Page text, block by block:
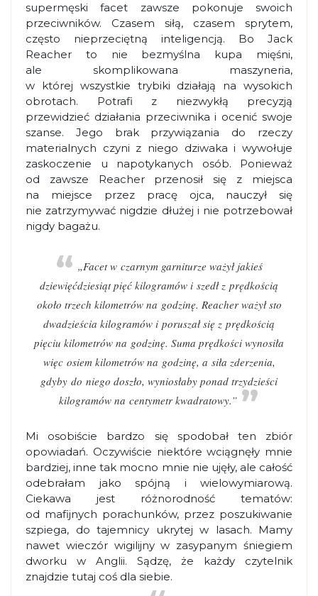
supermęski facet zawsze pokonuje swoich
przeciwników. Czasem siłą, czasem sprytem,
często nieprzeciętną inteligencją. Bo Jack
Reacher to nie bezmyślna kupa mięśni,
ale skomplikowana maszyneria,
w której wszystkie trybiki działają na wysokich
obrotach. Potrafi z niezwykłą precyzją
przewidzieć działania przeciwnika i ocenić swoje
szanse. Jego brak przywiązania do rzeczy
materialnych czyni z niego dziwaka i wywołuje
zaskoczenie u napotykanych osób. Ponieważ
od zawsze Reacher przenosił się z miejsca
na miejsce przez pracę ojca, nauczył się
nie zatrzymywać nigdzie dłużej i nie potrzebował
nigdy bagażu.
„Facet w czarnym garniturze ważył jakieś
dziewięćdziesiąt pięć kilogramów i szedł z prędkością
około trzech kilometrów na godzinę. Reacher ważył sto
dwadzieścia kilogramów i poruszał się z prędkością
pięciu kilometrów na godzinę. Suma prędkości wynosiła
więc osiem kilometrów na godzinę, a siła zderzenia,
gdyby do niego doszło, wyniosłaby ponad trzydzieści
kilogramów na centymetr kwadratowy.”
Mi osobiście bardzo się spodobał ten zbiór
opowiadań. Oczywiście niektóre wciągnęły mnie
bardziej, inne tak mocno mnie nie ujęły, ale całość
odebrałam jako spójną i wielowymiarową.
Ciekawa jest różnorodność tematów:
od mafijnych porachunków, przez poszukiwanie
szpiega, do tajemnicy ukrytej w lasach. Mamy
nawet wieczór wigilijny w zasypanym śniegiem
dworku w Anglii. Sądzę, że każdy czytelnik
znajdzie tutaj coś dla siebie.